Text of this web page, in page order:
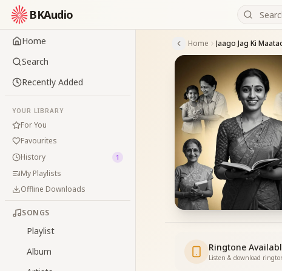
BKAudio
Home
Search
Recently Added
YOUR LIBRARY
For You
Favourites
History
1
My Playlists
Offline Downloads
SONGS
Playlist
Album
Home Jaago Jag Ki
Ringtone
Listen & download